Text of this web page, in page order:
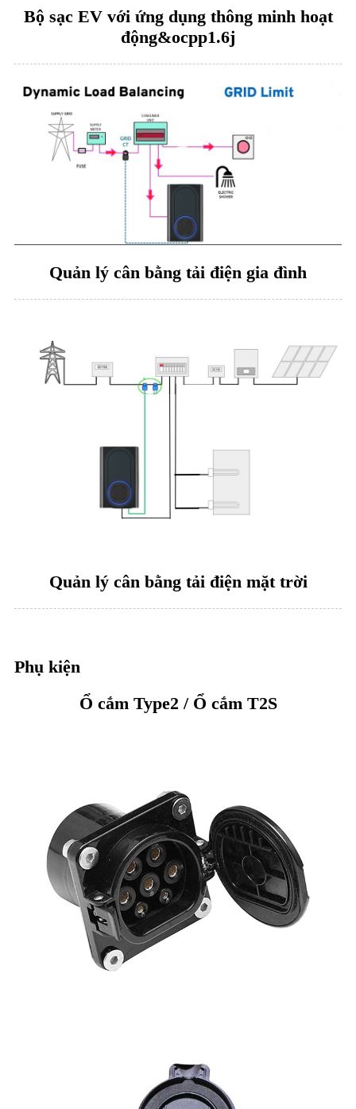
Bộ sạc EV với ứng dụng thông minh hoạt
động&ocpp1.6j
Quản lý cân bằng tải điện gia đình
Quản lý cân bằng tải điện mặt trời
Phụ kiện
Ổ cắm Type2 / Ổ cắm T2S